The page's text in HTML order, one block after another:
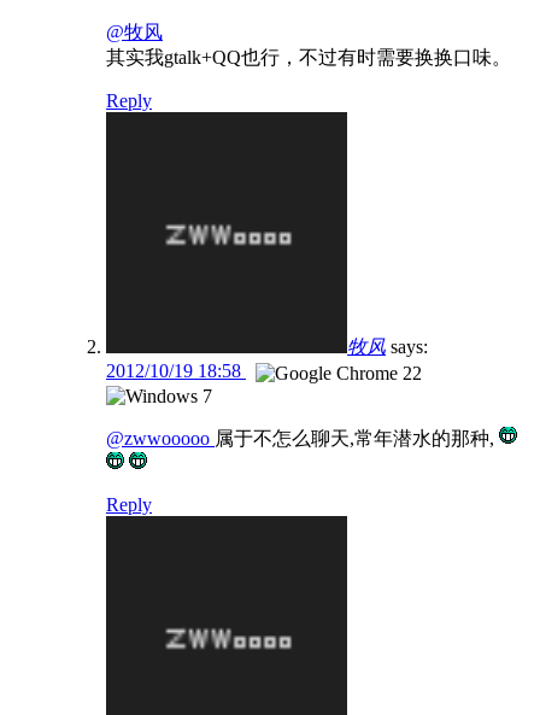
@牧风
其实我gtalk+QQ也行，不过有时需要换换口味。
Reply
牧风 says:
2012/10/19 18:58
@zwwooooo 属于不怎么聊天,常年潜水的那种,
Reply